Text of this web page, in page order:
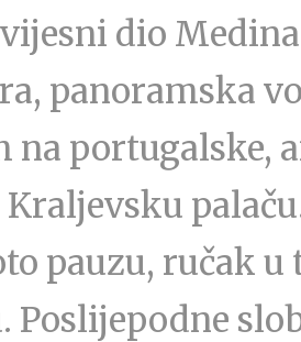
dio
panoramska
na portugalske,
pauzu, ručak
Poslijepodne